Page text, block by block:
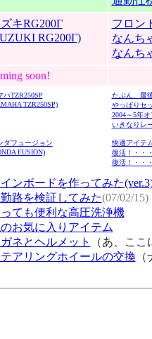
キRG200Γ
RG200Γ)
フロン
なんち
なんち
soon!
ハTZR250SP
TZR250SP)
たぶん、最後
やっぱりセ
2004～5年
いきなりレ
ダフュージョン
FUSION)
快適アイテ
復活！・・
復活！・・
ンボードを作ってみた
路を検証してみた(07/02/15)
ても便利な高圧洗浄機
お気に入りアイテム
ガネとヘルメット
（あ、こ
アリングホイールの交換